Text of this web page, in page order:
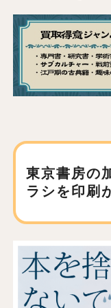
東京書房の
ラシを印刷